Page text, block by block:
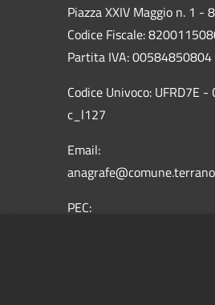
Piazza XXIV Maggio n. 1 -
Codice Fiscale:
Partita IVA: 00584850804
Codice Univoco: UFRD7E -
c_l127
Email:
PEC: